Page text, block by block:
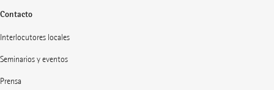
Contacto
Interlocutores locales
Seminarios y eventos
Prensa